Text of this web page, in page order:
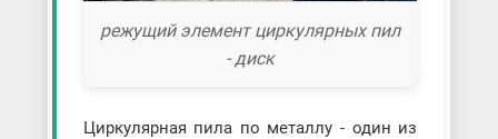
режущий элемент циркулярных пил
- диск
Циркулярная пила по металлу - один из